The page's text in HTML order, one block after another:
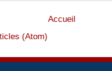
Accueil
(Atom)